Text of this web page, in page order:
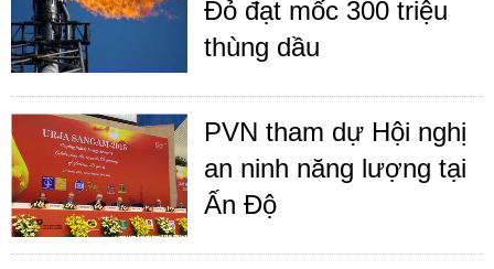
Đỏ đạt mốc 300 triệu
thùng dầu
PVN tham dự Hội nghị
an ninh năng lượng tại
Ấn Độ